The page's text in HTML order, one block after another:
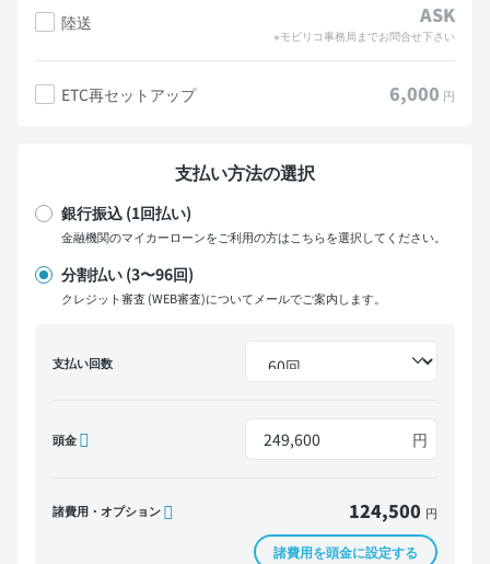
陸送 ASK
※モビリコ事務局までお問合せ下さい
ETC再セットアップ 6,000 円
支払い方法の選択
銀行振込 (1回払い)
金融機関のマイカーローンをご利用の方はこちらを選択してください。
分割払い (3〜96回)
クレジット審査 (WEB審査)についてメールでご案内します。
支払い回数
頭金 円
諸費用・オプション 124,500 円
諸費用を頭金に設定する